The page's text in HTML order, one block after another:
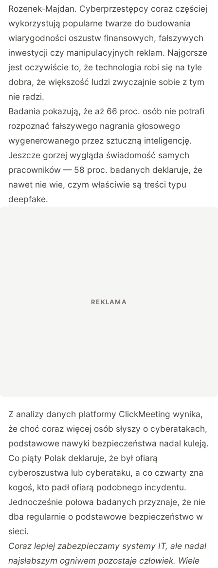
Rozenek-Majdan. Cyberprzestępcy coraz częściej
wykorzystują popularne twarze do budowania
wiarygodności oszustw finansowych, fałszywych
inwestycji czy manipulacyjnych reklam. Najgorsze
jest oczywiście to, że technologia robi się na tyle
dobra, że większość ludzi zwyczajnie sobie z tym
nie radzi.
Badania pokazują, że aż 66 proc. osób nie potrafi
rozpoznać fałszywego nagrania głosowego
wygenerowanego przez sztuczną inteligencję.
Jeszcze gorzej wygląda świadomość samych
pracowników — 58 proc. badanych deklaruje, że
nawet nie wie, czym właściwie są treści typu
deepfake.
Z analizy danych platformy ClickMeeting wynika,
że choć coraz więcej osób słyszy o cyberatakach,
podstawowe nawyki bezpieczeństwa nadal kuleją.
Co piąty Polak deklaruje, że był ofiarą
cyberoszustwa lub cyberataku, a co czwarty zna
kogoś, kto padł ofiarą podobnego incydentu.
Jednocześnie połowa badanych przyznaje, że nie
dba regularnie o podstawowe bezpieczeństwo w
sieci.
Coraz lepiej zabezpieczamy systemy IT, ale nadal
najsłabszym ogniwem pozostaje człowiek. Wiele